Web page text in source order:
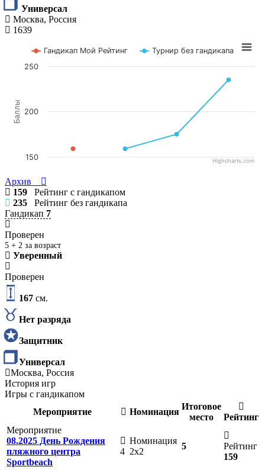
Универсал
Москва, Россия
1639
Баллы
Гандикап Мой Рейтинг Турнир без гандикапа
150
200
250
Highcharts.com
Архив
159 Рейтинг с гандикапом
235 Рейтинг без гандикапа
Гандикап 7
Проверен
5 + 2 за возраст
Уверенный
Проверен
167 см.
Нет разряда
Защитник
Универсал
Москва, Россия
История игр
Игры с гандикапом
Мероприятие
Номинация
Итоговое
место
Рейтинг
Мероприятие
08.2025 День Рождения
пляжного центра
Sportbeach
4
Номинация
2х2
5
Рейтинг
159